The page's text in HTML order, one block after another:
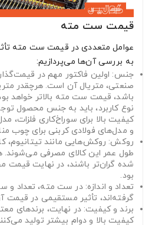
قیمت ست مته
عوامل متعددی در قیمت ست مته
به بررسی آن‌ها می‌پردازیم:
جنس: اولین فاکتور مهم در
صنعتی، متریال آن است. هرچقدر
باشد، قیمت ست مته بالاتر خواهد
نوع کاربرد، باید به جنس محصول
کیفیت بالا برای سوراخ‌کاری فلزات،
و مدل‌های فولادی کربنی برای چوب
طول عمر این کالای مصرفی می‌شوند.
شده گران‌تر باشند، در نهایت قیمت
بود.
تعداد و اندازه: در ست مته، تعداد و
گرفته‌اند، تأثیر مستقیمی در قیمت
برند و کیفیت: در نهایت، برندهای
کیفیت بالا و دوام بیشتر تولید